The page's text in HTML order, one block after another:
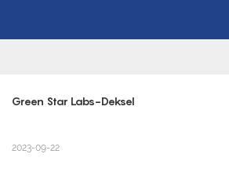
Green Star Labs-Deksel
2023-09-22